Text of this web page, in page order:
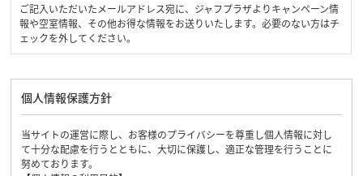
ご記入いただいたメールアドレス宛に、ジャフプラザよりキャンペーン情
報や空室情報、その他お得な情報をお送りいたします。必要のない方はチ
ェックを外してください。
個人情報保護方針
当サイトの運営に際し、お客様のプライバシーを尊重し個人情報に対し
て十分な配慮を行うとともに、大切に保護し、適正な管理を行うことに
努めております。